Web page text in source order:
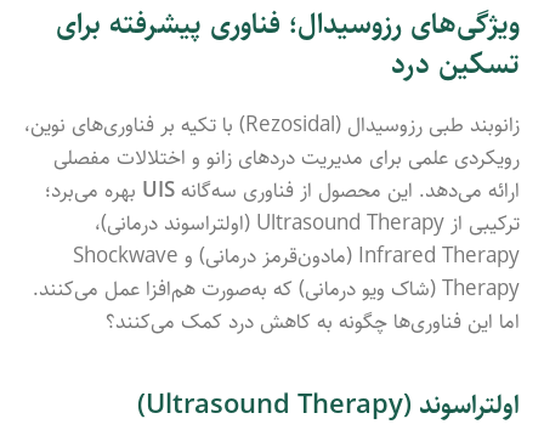
ویژگی‌های رزوسیدال؛ فناوری پیشرفته برای
تسکین درد
زانوبند طبی رزوسیدال (Rezosidal) با تکیه بر فناوری‌های نوین،
رویکردی علمی برای مدیریت دردهای زانو و اختلالات مفصلی
ارائه می‌دهد. این محصول از فناوری سه‌گانهUIS بهره می‌برد؛
ترکیبی از Ultrasound Therapy (اولتراسوند درمانی)،
Infrared Therapy (مادون‌قرمز درمانی) و Shockwave
Therapy (شاک ویو درمانی) که به‌صورت هم‌افزا عمل می‌کنند.
اما این فناوری‌ها چگونه به کاهش درد کمک می‌کنند؟
اولتراسوند (Ultrasound Therapy)